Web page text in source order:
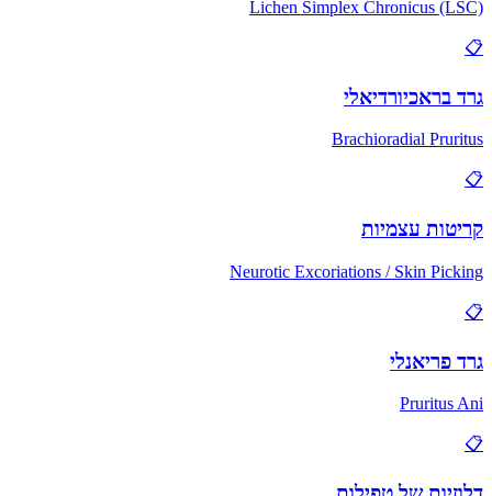
Lichen Simplex Chronicus (LSC)
📋
גרד בראכיורדיאלי
Brachioradial Pruritus
📋
קריטות עצמיות
Neurotic Excoriations / Skin Picking
📋
גרד פריאנלי
Pruritus Ani
📋